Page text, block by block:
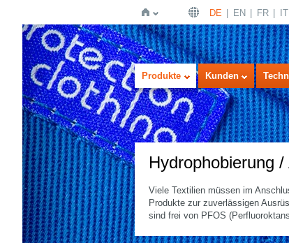
Startseite
DE EN FR IT
Produkte Kunden
Hydrophobierung
Viele Textilien müssen im
Produkte zur zuverlässigen
sind frei von PFOS